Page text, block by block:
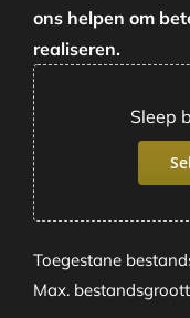
ons helpen om
realiseren.
Sleep
Toegestane
Max.